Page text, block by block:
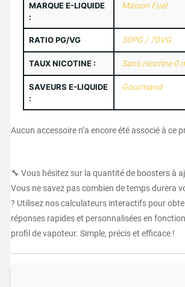
MARQUE E-LIQUIDE
:
Maison Fuel
RATIO PG/VG 30PG / 70VG
TAUX NICOTINE : Sans nicotine 0
SAVEURS E-LIQUIDE
:
Gourmand
Aucun accessoire n’a encore été associé à ce
🔧 Vous hésitez sur la quantité de boosters à
Vous ne savez pas combien de temps durera
? Utilisez nos calculateurs interactifs pour
réponses rapides et personnalisées en
profil de vapoteur. Simple, précis et efficace !